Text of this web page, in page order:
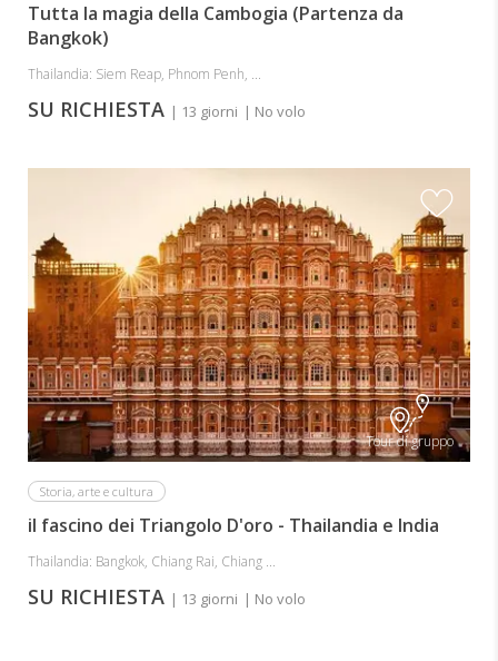
Tutta la magia della Cambogia (Partenza da
Bangkok)
Thailandia: Siem Reap, Phnom Penh, ...
SU RICHIESTA | 13 giorni | No volo
Tour di gruppo
Storia, arte e cultura
il fascino dei Triangolo D'oro - Thailandia e India
Thailandia: Bangkok, Chiang Rai, Chiang ...
SU RICHIESTA | 13 giorni | No volo